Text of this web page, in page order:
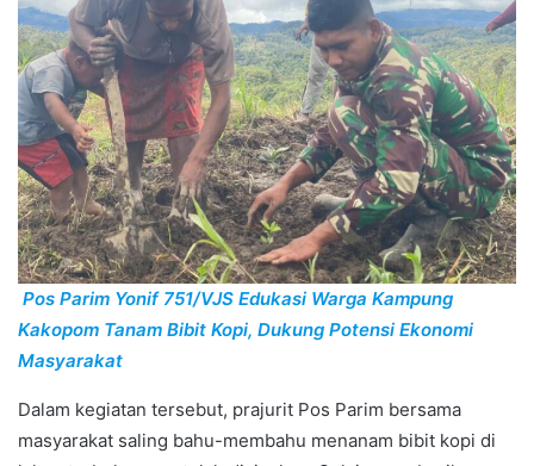
Pos Parim Yonif 751/VJS Edukasi Warga Kampung
Kakopom Tanam Bibit Kopi, Dukung Potensi Ekonomi
Masyarakat
Dalam kegiatan tersebut, prajurit Pos Parim bersama
masyarakat saling bahu-membahu menanam bibit kopi di